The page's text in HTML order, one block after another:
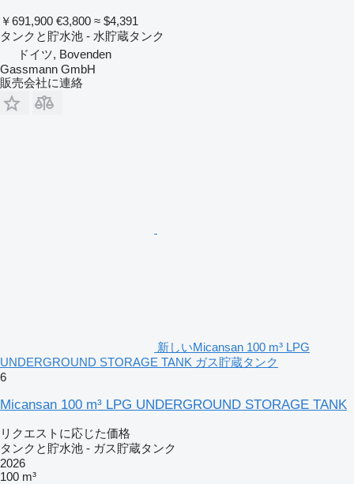
￥691,900 €3,800 ≈ $4,391
タンクと貯水池 - 水貯蔵タンク
ドイツ, Bovenden
Gassmann GmbH
販売会社に連絡
新しいMicansan 100 m³ LPG
UNDERGROUND STORAGE TANK ガス貯蔵タンク
6
Micansan 100 m³ LPG UNDERGROUND STORAGE TANK
リクエストに応じた価格
タンクと貯水池 - ガス貯蔵タンク
2026
100 m³